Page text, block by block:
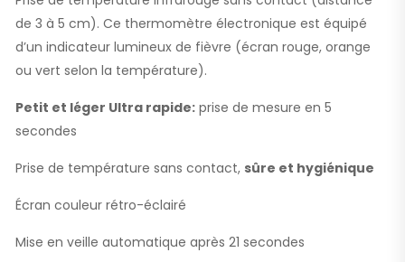
de 3 à 5 cm). Ce thermomètre électronique est équipé
d’un indicateur lumineux de fièvre (écran rouge, orange
ou vert selon la température).
Petit et léger Ultra rapide: prise de mesure en 5
secondes
Prise de température sans contact, sûre et hygiénique
Écran couleur rétro-éclairé
Mise en veille automatique après 21 secondes